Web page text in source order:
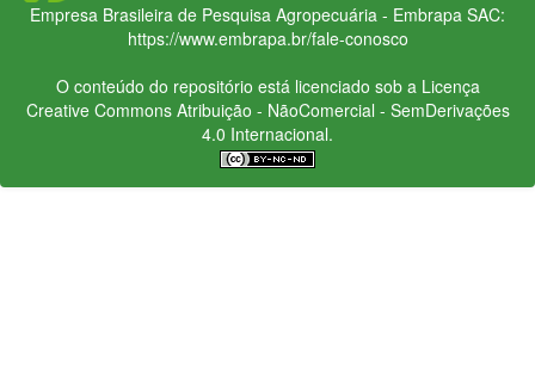
Empresa Brasileira de Pesquisa Agropecuária - Embrapa SAC:
https://www.embrapa.br/fale-conosco
O conteúdo do repositório está licenciado sob a Licença
Creative CommonsAtribuição - NãoComercial - SemDerivações
4.0 Internacional.